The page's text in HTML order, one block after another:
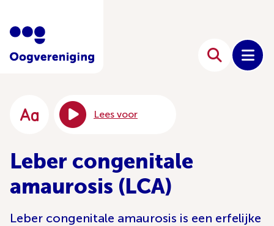
Lees voor
Leber congenitale
amaurosis (LCA)
Leber congenitale amaurosis is een erfelijke